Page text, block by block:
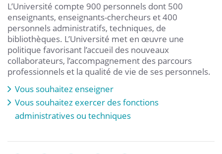
L’Université compte 900 personnels dont 500
enseignants, enseignants-chercheurs et 400
personnels administratifs, techniques, de
bibliothèques. L’Université met en œuvre une
politique favorisant l’accueil des nouveaux
collaborateurs, l’accompagnement des parcours
professionnels et la qualité de vie de ses personnels.
Vous souhaitez enseigner
Vous souhaitez exercer des fonctions
administratives ou techniques